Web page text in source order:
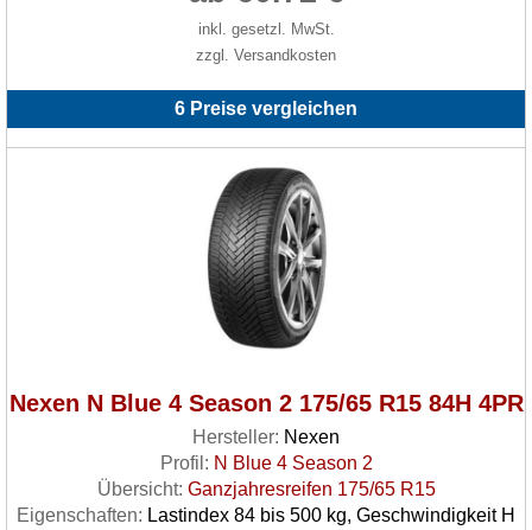
inkl. gesetzl. MwSt.
zzgl. Versandkosten
6 Preise vergleichen
Nexen N Blue 4 Season 2 175/65 R15 84H 4PR
Hersteller: Nexen
Profil: N Blue 4 Season 2
Übersicht: Ganzjahresreifen 175/65 R15
Eigenschaften: Lastindex 84 bis 500 kg, Geschwindigkeit H